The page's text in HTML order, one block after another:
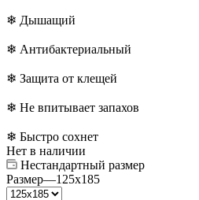
❄ Дышащий
❄ Антибактериальный
❄ Защита от клещей
❄ Не впитывает запахов
❄ Быстро сохнет
Нет в наличии
Нестандартный размер
Размер—125x185